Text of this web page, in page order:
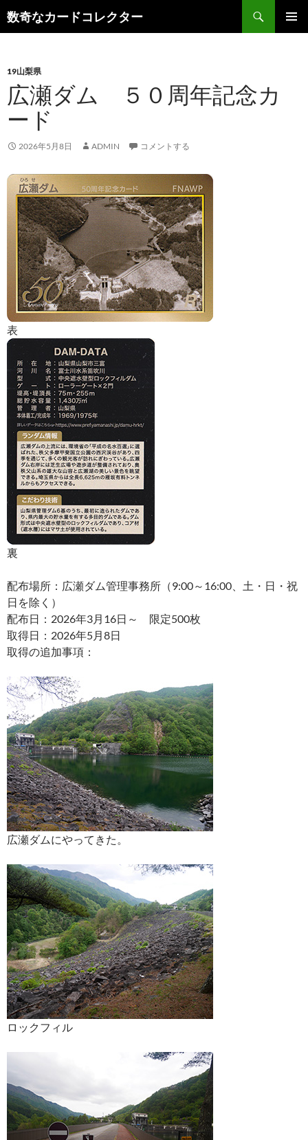
ン
ツ
へ
ス
キ
数奇なカードコレクター
検
索
19山梨県
広瀬ダム ５０周年記念カ
ード
2026年5月8日 ADMIN コメントする
表
裏
配布場所：広瀬ダム管理事務所（9:00～16:00、土・日・祝
日を除く）
配布日：2026年3月16日～ 限定500枚
取得日：2026年5月8日
取得の追加事項：
広瀬ダムにやってきた。
ロックフィル